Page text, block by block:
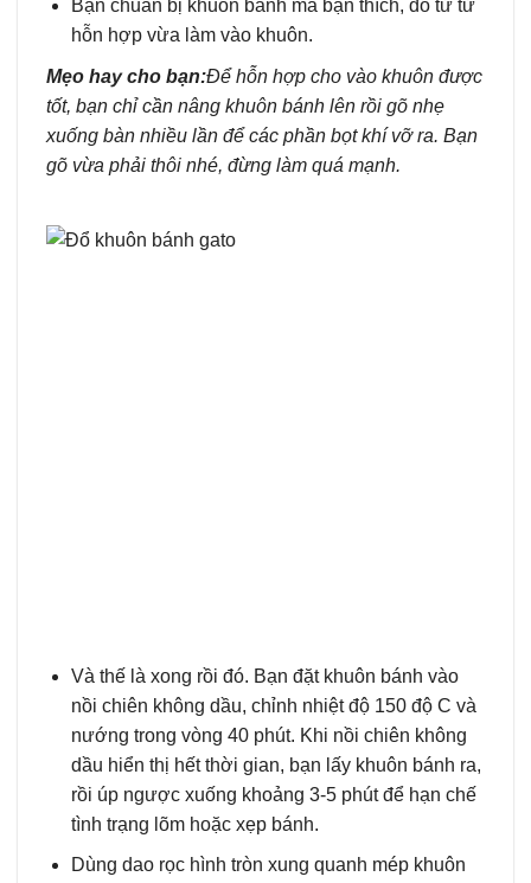
Bạn chuẩn bị khuôn bánh mà bạn thích, đổ từ từ
hỗn hợp vừa làm vào khuôn.
Mẹo hay cho bạn:Để hỗn hợp cho vào khuôn được
tốt, bạn chỉ cần nâng khuôn bánh lên rồi gõ nhẹ
xuống bàn nhiều lần để các phần bọt khí vỡ ra. Bạn
gõ vừa phải thôi nhé, đừng làm quá mạnh.
Và thế là xong rồi đó. Bạn đặt khuôn bánh vào
nồi chiên không dầu, chỉnh nhiệt độ 150 độ C và
nướng trong vòng 40 phút. Khi nồi chiên không
dầu hiển thị hết thời gian, bạn lấy khuôn bánh ra,
rồi úp ngược xuống khoảng 3-5 phút để hạn chế
tình trạng lõm hoặc xẹp bánh.
Dùng dao rọc hình tròn xung quanh mép khuôn